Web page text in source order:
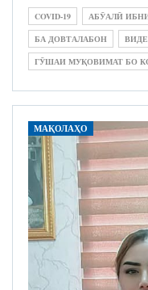
COVID-19 АБӮАЛӢ
БА ДОВТАЛАБОН
ГӮШАИ МУҚОВИМАТ БО
МАҚОЛАҲО